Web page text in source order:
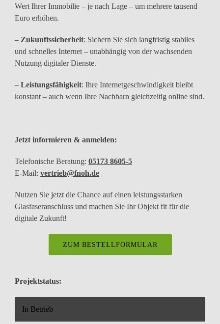
Wert Ihrer Immobilie – je nach Lage – um mehrere tausend
Euro erhöhen.
– Zukunftssicherheit: Sichern Sie sich langfristig stabiles
und schnelles Internet – unabhängig von der wachsenden
Nutzung digitaler Dienste.
– Leistungsfähigkeit: Ihre Internetgeschwindigkeit bleibt
konstant – auch wenn Ihre Nachbarn gleichzeitig online sind.
Jetzt informieren & anmelden:
Telefonische Beratung: 05173 8605-5
E-Mail: vertrieb@fnoh.de
Nutzen Sie jetzt die Chance auf einen leistungsstarken
Glasfaseranschluss und machen Sie Ihr Objekt fit für die
digitale Zukunft!
ZUM BESTELLFORMULAR
Projektstatus:
In Betrieb